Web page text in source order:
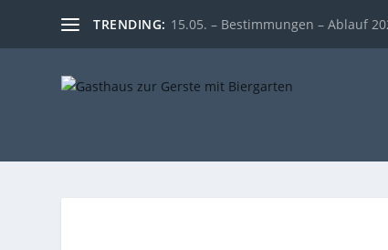
TRENDING: 15.05. – Bestimmungen – Ablauf